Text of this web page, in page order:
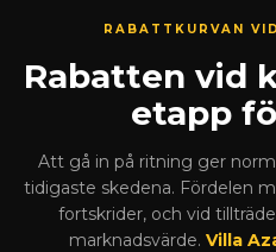
RABATTKURVAN
Rabatten vid
etapp
Att gå in på ritning ger
tidigaste skedena. Fördelen
fortskrider, och vid
marknadsvärde. Villa